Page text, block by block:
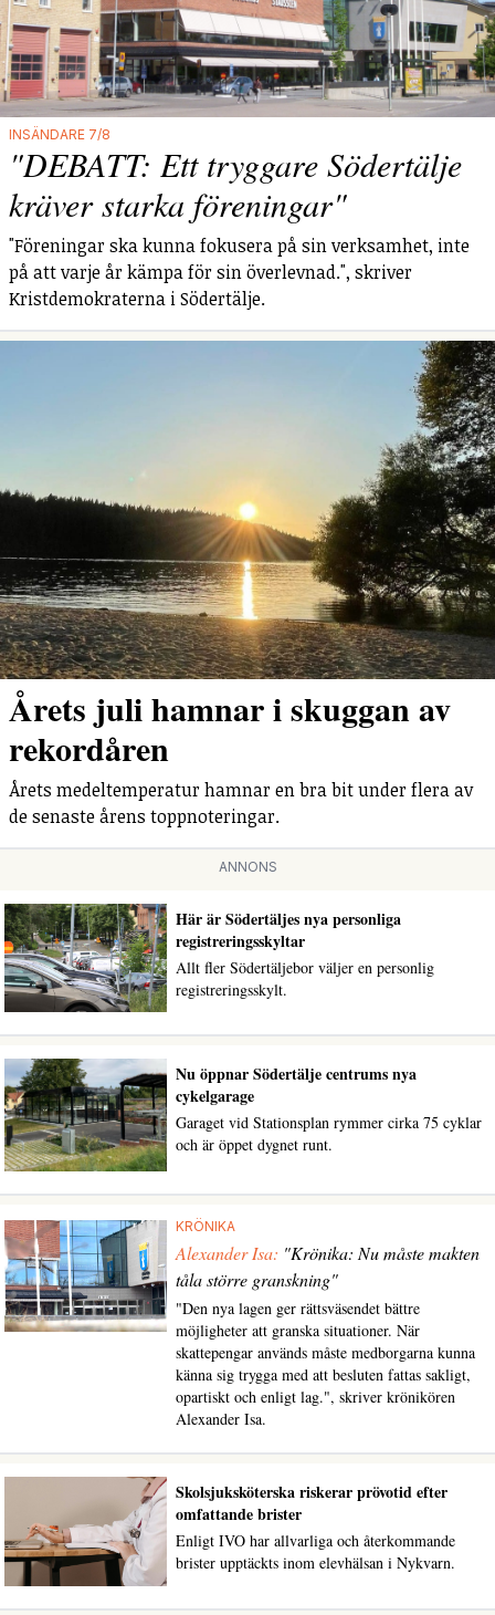
INSÄNDARE 7/8
"DEBATT: Ett tryggare Södertälje
kräver starka föreningar"
"Föreningar ska kunna fokusera på sin verksamhet, inte
på att varje år kämpa för sin överlevnad.", skriver
Kristdemokraterna i Södertälje.
Årets juli hamnar i skuggan av
rekordåren
Årets medeltemperatur hamnar en bra bit under flera av
de senaste årens toppnoteringar.
ANNONS
Här är Södertäljes nya personliga
registreringsskyltar
Allt fler Södertäljebor väljer en personlig
registreringsskylt.
Nu öppnar Södertälje centrums nya
cykelgarage
Garaget vid Stationsplan rymmer cirka 75 cyklar
och är öppet dygnet runt.
KRÖNIKA
Alexander Isa: "Krönika: Nu måste makten
tåla större granskning"
"Den nya lagen ger rättsväsendet bättre
möjligheter att granska situationer. När
skattepengar används måste medborgarna kunna
känna sig trygga med att besluten fattas sakligt,
opartiskt och enligt lag.", skriver krönikören
Alexander Isa.
Skolsjuksköterska riskerar prövotid efter
omfattande brister
Enligt IVO har allvarliga och återkommande
brister upptäckts inom elevhälsan i Nykvarn.